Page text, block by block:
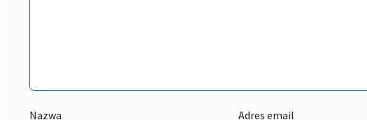
Nazwa Adres email